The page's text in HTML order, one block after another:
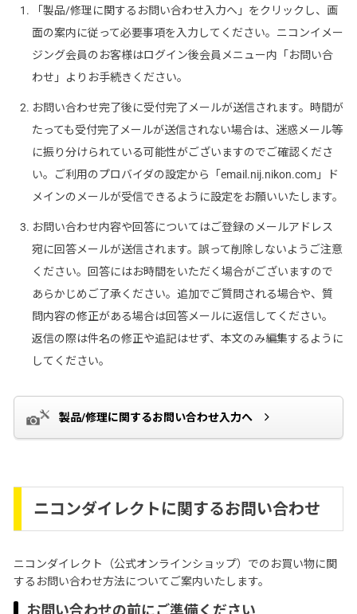
「製品/修理に関するお問い合わせ入力へ」をクリックし、画
面の案内に従って必要事項を入力してください。ニコンイメー
ジング会員のお客様はログイン後会員メニュー内「お問い合
わせ」よりお手続きください。
お問い合わせ完了後に受付完了メールが送信されます。時間が
たっても受付完了メールが送信されない場合は、迷惑メール等
に振り分けられている可能性がございますのでご確認くださ
い。ご利用のプロバイダの設定から「email.nij.nikon.com」ド
メインのメールが受信できるように設定をお願いいたします。
お問い合わせ内容や回答についてはご登録のメールアドレス
宛に回答メールが送信されます。誤って削除しないようご注意
ください。回答にはお時間をいただく場合がございますので
あらかじめご了承ください。追加でご質問される場合や、質
問内容の修正がある場合は回答メールに返信してください。
返信の際は件名の修正や追記はせず、本文のみ編集するように
してください。
製品/修理に関するお問い合わせ入力へ
ニコンダイレクトに関するお問い合わせ
ニコンダイレクト（公式オンラインショップ）でのお買い物に関
するお問い合わせ方法についてご案内いたします。
お問い合わせの前にご準備ください